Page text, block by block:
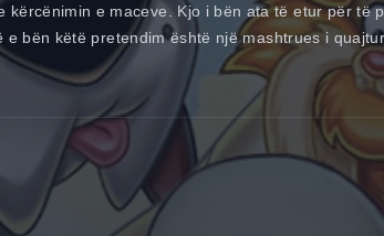
e maceve. Kjo i bën ata të etur për të
bën këtë pretendim është një mashtrues i